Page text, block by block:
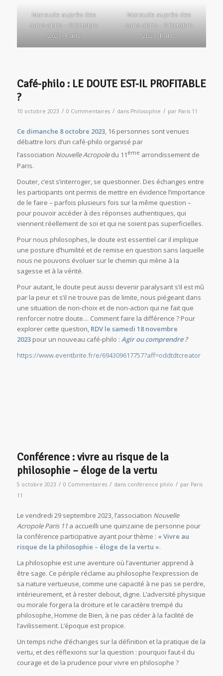
Maraude auprès des
sans-abris – 8 Octobre
Maraude auprès des
sans-abris – 8 Octobre
Café-philo : LE DOUTE EST-IL PROFITABLE
?
10 octobre 2023 / 0 Commentaires / dansPhilosophie / parParis 11
Ce dimanche 8 octobre 2023, 16 personnes sont venues
débattre lors d’un café-philo organisé par
Paris.
Douter, c’est s’interroger, se questionner. Des échanges entre
les participants ont permis de mettre en évidence l’importance
de le faire – parfois plusieurs fois sur la même question –
pour pouvoir accéder à des réponses authentiques, qui
explorer cette question,RDV le samedi 18 novembre
2023pour un nouveau café-philo :
Agir ou comprendre ?
https://www.eventbrite.fr/e/694309617757?aff=oddtdtcreator
Conférence : vivre au risque de la
philosophie – éloge de la vertu
/ conférence philo
11
Le vendredi 29 septembre 2023, l’associationNouvelle
Acropole Paris 11a accueilli une quinzaine de personne pour
la conférence participative ayant pour thème :« Vivre au